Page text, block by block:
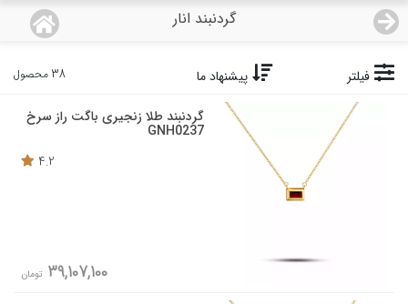
گردنبند انار
منو
دسته بندی محصولات
فیلتر پیشنهاد ما 38 محصول
گردنبند طلا زنجیری باگت راز سرخ
GNH0237
4.2
39,107,100 تومان